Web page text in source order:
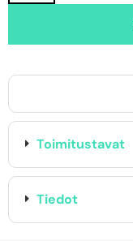
Toimitustavat
Tiedot